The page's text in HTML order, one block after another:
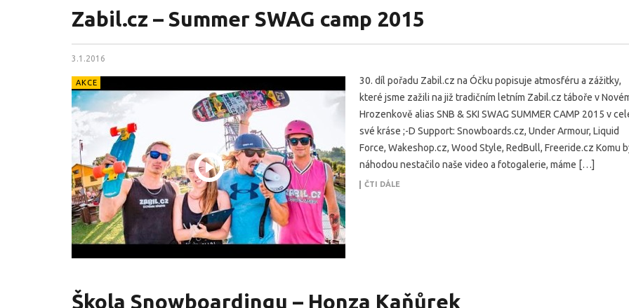
Zabil.cz – Summer SWAG camp 2015
3.1.2016
AKCE
30. díl pořadu Zabil.cz na Óčku popisuje atmosféru a zážitky,
které jsme zažili na již tradičním letním Zabil.cz táboře v
Hrozenkově alias SNB & SKI SWAG SUMMER CAMP 2015 v
své kráse ;-D Support: Snowboards.cz, Under Armour, Liquid
Force, Wakeshop.cz, Wood Style, RedBull, Freeride.cz Komu
náhodou nestačilo naše video a fotogalerie, máme […]
ČTI DÁLE
Škola Snowboardingu – Honza Kaňůrek